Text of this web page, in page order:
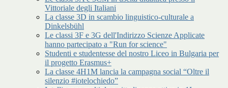
Vittoriale degli Italiani
La classe 3D in scambio linguistico-culturale a
Dinkelsbühl
Le classi 3F e 3G dell'Indirizzo Scienze Applicate
hanno partecipato a "Run for science"
Studenti e studentesse del nostro Liceo in Bulgaria per
il progetto Erasmus+
La classe 4H1M lancia la campagna social “Oltre il
silenzio #iotelochiedo”